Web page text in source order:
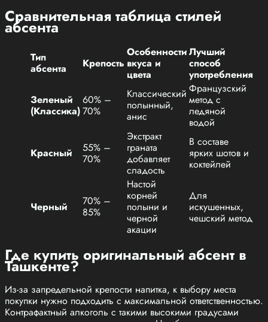
Сравнительная таблица стилей
абсента
Тип
абсента
Крепость
Особенности
вкуса и
цвета
Лучший
способ
употребления
Зеленый
(Классика)
60% –
70%
Классический
полынный,
анис
Французский
метод с
ледяной
водой
Красный
55% –
70%
Экстракт
граната
добавляет
сладость
В составе
ярких шотов и
коктейлей
Черный
70% –
85%
Настой
корней
полыни и
черной
акации
Для
искушенных,
чешский метод
Где купить оригинальный абсент в
Ташкенте?
Из-за запредельной крепости напитка, к выбору места
покупки нужно подходить с максимальной ответственностью.
Контрафактный алкоголь с такими высокими градусами